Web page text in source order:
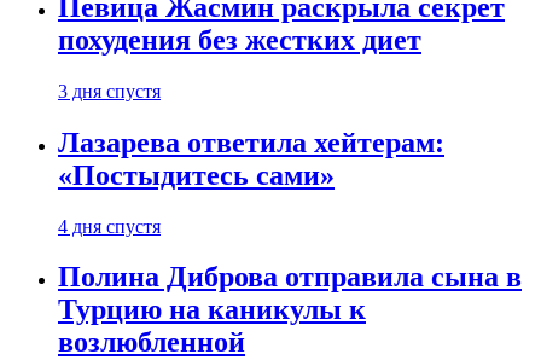
Певица Жасмин раскрыла секрет
похудения без жестких диет
3 дня спустя
Лазарева ответила хейтерам:
«Постыдитесь сами»
4 дня спустя
Полина Диброва отправила сына в
Турцию на каникулы к
возлюбленной